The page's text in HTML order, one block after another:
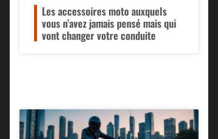
Les accessoires moto auxquels
vous n’avez jamais pensé mais qui
vont changer votre conduite